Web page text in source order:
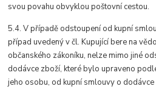
svou povahu obvyklou poštovní cestou.
5.4. V případě odstoupení od kupní
případ uvedený v čl. Kupující bere na
občanského zákoníku, nelze mimo jiné
dodávce zboží, které bylo upraveno
jeho osobu, od kupní smlouvy o